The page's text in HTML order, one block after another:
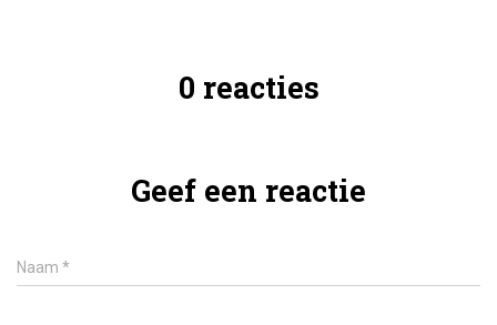
0 reacties
Geef een reactie
Naam *